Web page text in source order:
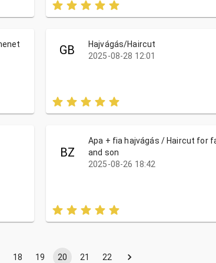
GB
Hajvágás/Haircut
2025-08-28 12:01
BZ
Apa + fia hajvágás / Haircut for
and son
2025-08-26 18:42
18 19 20 21 22